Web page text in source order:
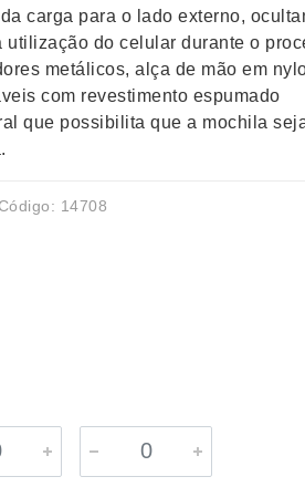
carga para o lado externo,
do celular durante o
metálicos, alça de mão em
com revestimento espumado
que possibilita que a mochila
14708